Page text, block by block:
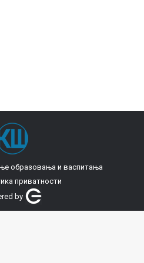
образовања и васпитања
приватности
by